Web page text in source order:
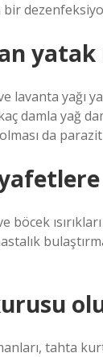
bir
yatak
lavanta yağı
damla yağ
da
böcek
hastalık
tahta